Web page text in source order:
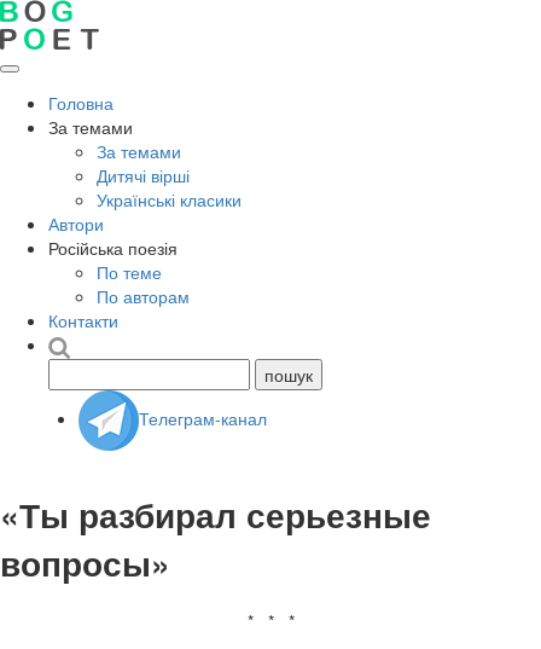
Головна
За темами
За темами
Дитячі вірші
Українські класики
Автори
Російська поезія
По теме
По авторам
Контакти
Телеграм-канал
«Ты разбирал серьезные
вопросы»
* * *